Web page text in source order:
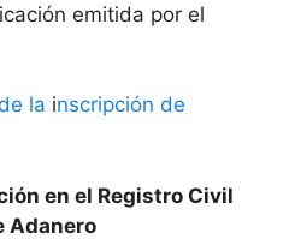
emitida por el
la inscripción de
en el Registro Civil
Adanero